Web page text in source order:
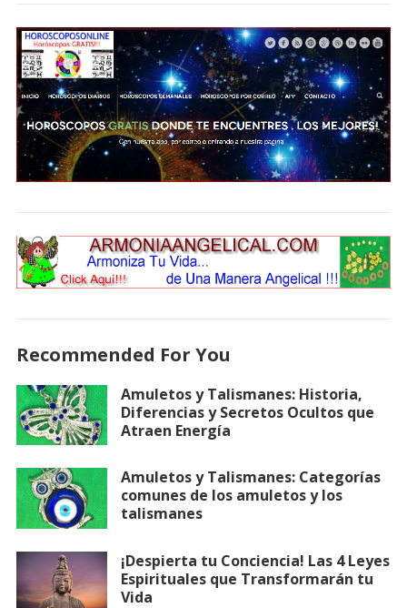
Recommended For You
Amuletos y Talismanes: Historia,
Diferencias y Secretos Ocultos que
Atraen Energía
Amuletos y Talismanes: Categorías
comunes de los amuletos y los
talismanes
¡Despierta tu Conciencia! Las 4 Leyes
Espirituales que Transformarán tu
Vida